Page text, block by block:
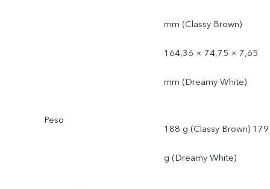
mm (Classy Brown)
164,36 × 74,75 × 7,65
mm (Dreamy White)
Peso
188 g (Classy Brown) 179
g (Dreamy White)